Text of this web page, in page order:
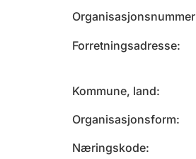
Organisasjonsnummer
Forretningsadresse
Kommune, land
Organisasjonsform
Næringskode